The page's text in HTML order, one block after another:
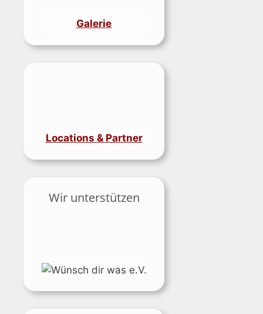
Galerie
Locations & Partner
Wir unterstützen